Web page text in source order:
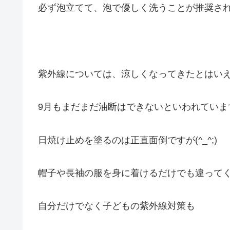
必ず泡立てて、泡で優しく洗うことが推奨さ
紫外線については、涼しくなってきたとはいえ
9月もまだまだ油断はできないといわれていま
日焼け止めを塗るのは正直面倒ですが(^_^;)
帽子や長袖の服を身に着けるだけでも違って
自分だけでなく子どもの紫外線対策も